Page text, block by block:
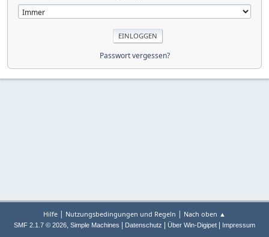
Passwort vergessen?
Hilfe | Nutzungsbedingungen und Regeln | Nach oben ▲
SMF 2.1.7 © 2026, Simple Machines Datenschutz Über Win-Digipet Impressum